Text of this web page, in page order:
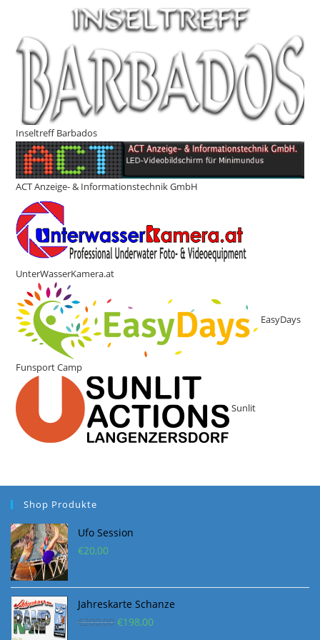
Inseltreff Barbados
ACT Anzeige- & Informationstechnik GmbH
UnterWasserKamera.at
EasyDays
Funsport Camp
Sunlit
Shop Produkte
Ufo Session
€20,00
Jahreskarte Schanze
€200,00 Ursprünglicher
€198,00Aktueller